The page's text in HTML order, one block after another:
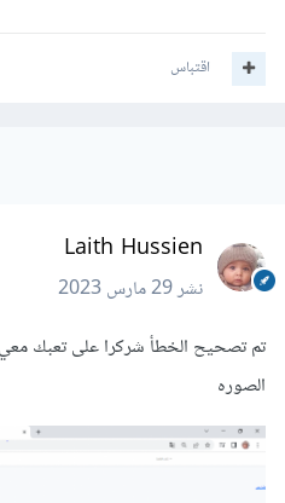
اقتباس
Laith Hussien
نشر29 مارس 2023
تم تصحيح الخطأ شركرا على تعبك
الصوره